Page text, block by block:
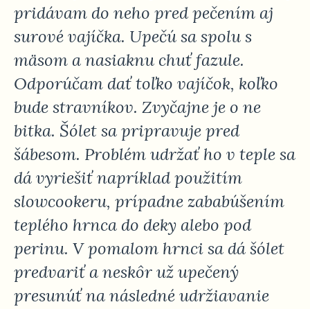
pridávam do neho pred pečením aj
surové vajíčka. Upečú sa spolu s
mäsom a nasiaknu chuť fazule.
Odporúčam dať toľko vajíčok, koľko
bude stravníkov. Zvyčajne je o ne
bitka. Šólet sa pripravuje pred
šábesom. Problém udržať ho v teple sa
dá vyriešiť napríklad použitím
slowcookeru, prípadne zababúšením
teplého hrnca do deky alebo pod
perinu. V pomalom hrnci sa dá šólet
predvariť a neskôr už upečený
presunúť na následné udržiavanie